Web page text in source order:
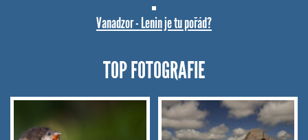
Vanadzor - Lenin je tu pořád?
TOP FOTOGRAFIE